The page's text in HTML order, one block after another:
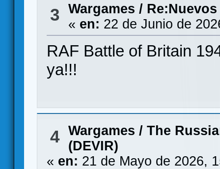
3 Wargames /
« en: 22 de Junio de
RAF Battle of Britain
ya!!!
4 Wargames / The
(DEVIR)
« en: 21 de Mayo de 2026,